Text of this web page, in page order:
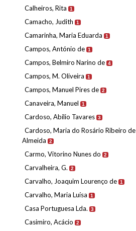
Calheiros, Rita 1
Camacho, Judith 1
Camarinha, Maria Eduarda 1
Campos, António de 1
Campos, Belmiro Narino de 4
Campos, M. Oliveira 1
Campos, Manuel Pires de 2
Canaveira, Manuel 1
Cardoso, Abílio Tavares 3
Cardoso, Maria do Rosário Ribeiro de
Almeida
2
Carmo, Vitorino Nunes do 2
Carvalheira, G. 2
Carvalho, Joaquim Lourenço de 1
Carvalho, Maria Luísa 1
Casa Portuguesa Lda. 3
Casimiro, Acácio 2